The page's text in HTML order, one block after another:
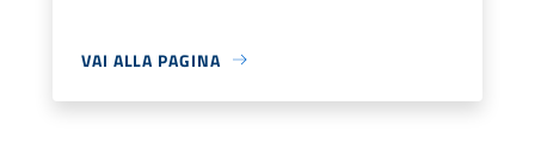
VAI ALLA PAGINA